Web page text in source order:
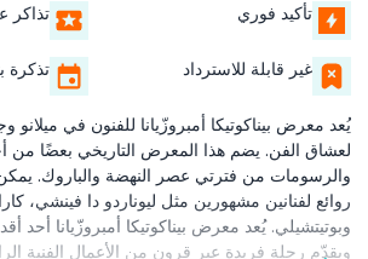
تأكيد فوري تذاكر
غير قابلة للاسترداد تذكرة
يُعد معرض بيناكوتيكا أمبروزّيانا للفنون في ميلانو
لعشاق الفن. يضم هذا المعرض التاريخي بعضًا من
والرسومات من فترتي عصر النهضة والباروك.
روائع لفنانين مشهورين مثل ليوناردو دا فينشي،
وبوتيتشيلي. يُعد معرض بيناكوتيكا أمبروزّيانا أحد
ويقدّم رحلة فريدة عبر قرون من الأعمال الفنية